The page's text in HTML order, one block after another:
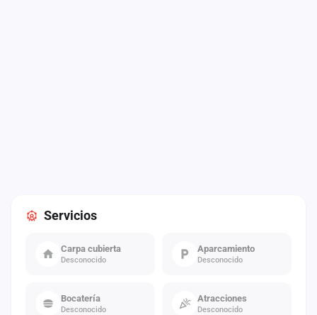
Servicios
Carpa cubierta
Desconocido
Aparcamiento
Desconocido
Bocatería
Desconocido
Atracciones
Desconocido